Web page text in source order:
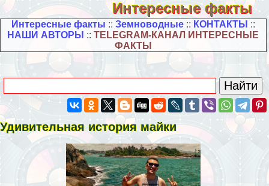
Интересные факты
Интересные факты :: Земноводные:: КОНТАКТЫ ::
НАШИ АВТОРЫ ::TELEGRAM-КАНАЛ ИНТЕРЕСНЫЕ
ФАКТЫ
Удивительная история майки